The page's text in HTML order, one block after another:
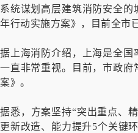
系统谋划高层建筑消防安全
年行动实施方案》，目前全市
据上海消防介绍，上海是全
一直非常重视。目前，市政
案》。
据悉，方案坚持“突出重点、
更新改造、能力提升5个关键